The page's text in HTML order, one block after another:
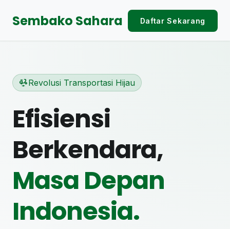
Sembako Sahara Daftar Sekarang
electric_mopedRevolusi Transportasi Hijau
Efisiensi
Berkendara,
Masa Depan
Indonesia.